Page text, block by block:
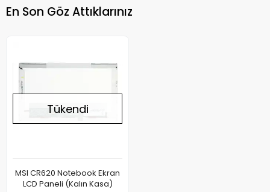
En Son Göz Attıklarınız
Tükendi
MSI CR620 Notebook Ekran
LCD Paneli (Kalın Kasa)